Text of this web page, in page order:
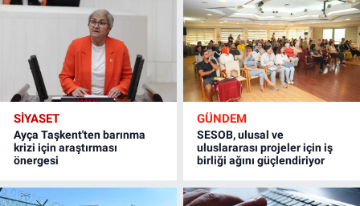
SİYASET
Ayça Taşkent'ten barınma
krizi için araştırması
önergesi
GÜNDEM
SESOB, ulusal ve
uluslararası projeler için iş
birliği ağını güçlendiriyor